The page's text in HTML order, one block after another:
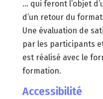
… qui feront l’objet
d’un retour du
Une évaluation de
par les participants
est réalisé avec le
formation.
Accessibilité